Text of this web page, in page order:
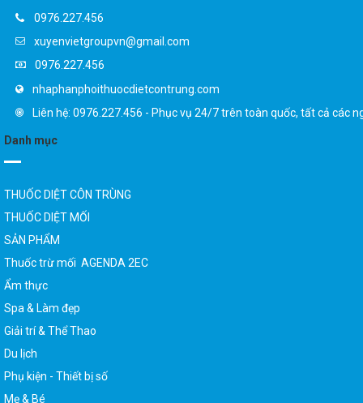
THUỐC DIỆT CÔN TRÙNG
THUỐC DIỆT MỐI
SẢN PHẨM
Ẩm thực